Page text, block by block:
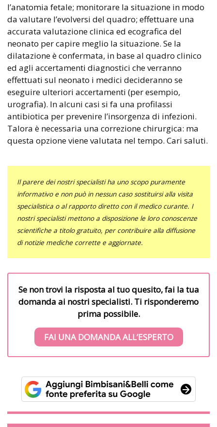
l’anatomia fetale; monitorare la situazione in modo
da valutare l’evolversi del quadro; effettuare una
accurata valutazione clinica ed ecografica del
neonato per capire meglio la situazione. Se la
dilatazione è confermata, in base al quadro clinico
ed agli accertamenti diagnostici che verranno
effettuati sul neonato i medici decideranno se
eseguire ulteriori accertamenti (per esempio,
urografia). In alcuni casi si fa una profilassi
antibiotica per prevenire l’insorgenza di infezioni.
Talora è necessaria una correzione chirurgica: ma
questa opzione viene valutata nel tempo. Cari saluti.
Il parere dei nostri specialisti ha uno scopo puramente
informativo e non può in nessun caso sostituirsi alla visita
specialistica o al rapporto diretto con il medico curante. I
nostri specialisti mettono a disposizione le loro conoscenze
scientifiche a titolo gratuito, per contribuire alla diffusione
di notizie mediche corrette e aggiornate.
Se non trovi la risposta al tuo quesito, fai la tua
domanda ai nostri specialisti. Ti risponderemo
prima possibile.
FAI UNA DOMANDA ALL’ESPERTO